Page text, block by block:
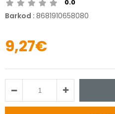
0.0
Barkod : 8681910658080
9,27€